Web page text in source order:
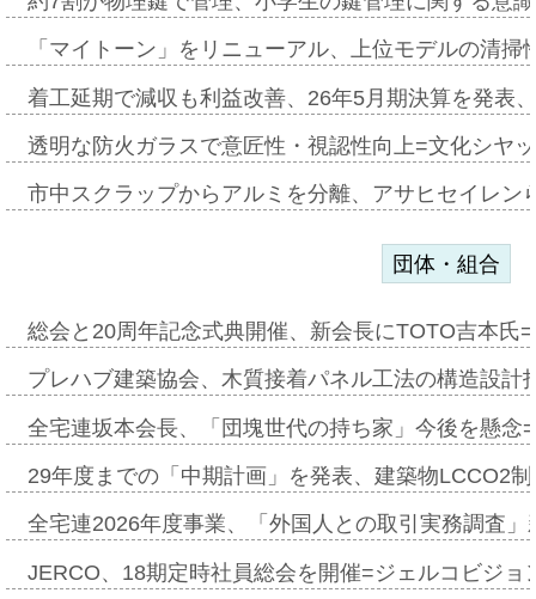
「マイトーン」をリニューアル、上位モデルの清
着工延期で減収も利益改善、26年5月期決算を発表
透明な防火ガラスで意匠性・視認性向上=文化シヤ
市中スクラップからアルミを分離、アサヒセイレ
団体・組合
総会と20周年記念式典開催、新会長にTOTO吉本氏
プレハブ建築協会、木質接着パネル工法の構造設
全宅連坂本会長、「団塊世代の持ち家」今後を懸
29年度までの「中期計画」を発表、建築物LCCO2
全宅連2026年度事業、「外国人との取引実務調査
JERCO、18期定時社員総会を開催=ジェルコビジ